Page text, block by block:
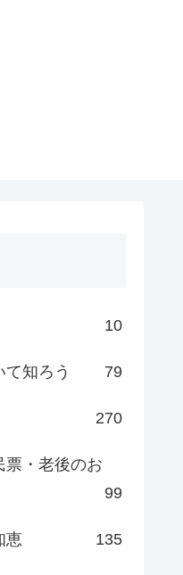
10
知ろう 79
270
票・老後のお
99
恵 135